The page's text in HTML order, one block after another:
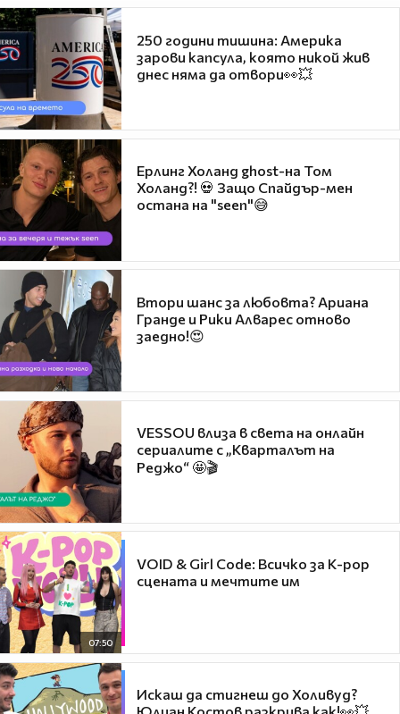
250 години тишина: Америка
зарови капсула, която никой жив
днес няма да отвори👀💥
Ерлинг Холанд ghost-на Том
Холанд?! 💀 Защо Спайдър-мен
остана на "seen"😅
Втори шанс за любовта? Ариана
Гранде и Рики Алварес отново
заедно!😍
VESSOU влиза в света на онлайн
сериалите с „Кварталът на
Реджо“ 🤩🎬
07:50
VOID & Girl Code: Всичко за K-pop
сцената и мечтите им
Искаш да стигнеш до Холивуд?